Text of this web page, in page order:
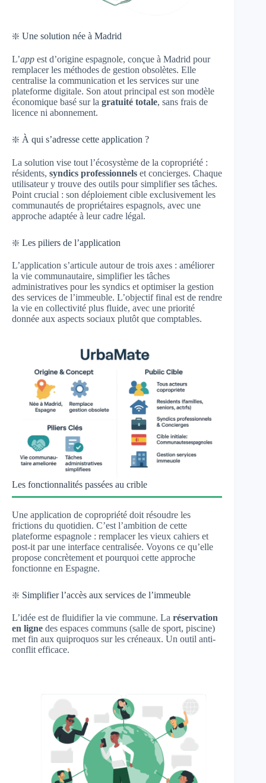
❇️ Une solution née à Madrid
L’app est d’origine espagnole, conçue à Madrid pour
remplacer les méthodes de gestion obsolètes. Elle
centralise la communication et les services sur une
plateforme digitale. Son atout principal est son modèle
économique basé sur la gratuité totale, sans frais de
licence ni abonnement.
❇️ À qui s’adresse cette application ?
La solution vise tout l’écosystème de la copropriété :
résidents, syndics professionnels et concierges. Chaque
utilisateur y trouve des outils pour simplifier ses tâches.
Point crucial : son déploiement cible exclusivement les
communautés de propriétaires espagnols, avec une
approche adaptée à leur cadre légal.
❇️ Les piliers de l’application
L’application s’articule autour de trois axes : améliorer
la vie communautaire, simplifier les tâches
administratives pour les syndics et optimiser la gestion
des services de l’immeuble. L’objectif final est de rendre
la vie en collectivité plus fluide, avec une priorité
donnée aux aspects sociaux plutôt que comptables.
Les fonctionnalités passées au crible
Une application de copropriété doit résoudre les
frictions du quotidien. C’est l’ambition de cette
plateforme espagnole : remplacer les vieux cahiers et
post-it par une interface centralisée. Voyons ce qu’elle
propose concrètement et pourquoi cette approche
fonctionne en Espagne.
❇️ Simplifier l’accès aux services de l’immeuble
L’idée est de fluidifier la vie commune. La réservation
en ligne des espaces communs (salle de sport, piscine)
met fin aux quiproquos sur les créneaux. Un outil anti-
conflit efficace.